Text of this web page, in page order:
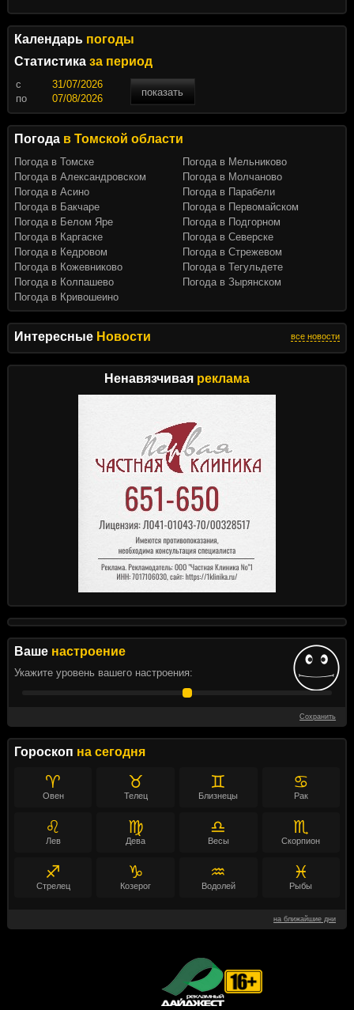
Интересные Новости все новости
Ненавязчивая реклама
Ваше настроение
Укажите уровень вашего настроения:
Сохранить
Гороскоп на сегодня
♈
Овен
♉
Телец
♊
Близнецы
♋
Рак
♌
Лев
♍
Дева
♎
Весы
♏
Скорпион
♐
Стрелец
♑
Козерог
♒
Водолей
♓
Рыбы
на ближайшие дни
Календарь погоды
Статистика за период
c
показать
по
Погода в Томской области
Погода в Томске
Погода в Александровском
Погода в Асино
Погода в Бакчаре
Погода в Белом Яре
Погода в Каргаске
Погода в Кедровом
Погода в Кожевниково
Погода в Колпашево
Погода в Кривошеино
Погода в Мельниково
Погода в Молчаново
Погода в Парабели
Погода в Первомайском
Погода в Подгорном
Погода в Северске
Погода в Стрежевом
Погода в Тегульдете
Погода в Зырянском